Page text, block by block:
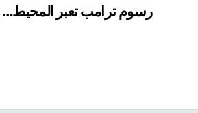
رسوم ترامب تعبر المحيط…